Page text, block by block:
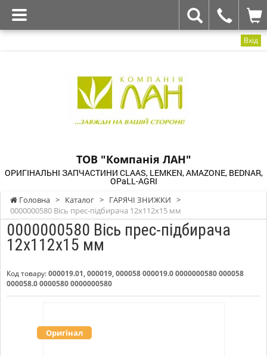
Вхід
ТОВ "Компанія ЛАН"
ОРИГІНАЛЬНІ ЗАПЧАСТИНИ CLAAS, LEMKEN, AMAZONE, BEDNAR,
OPaLL-AGRI
Головна > Каталог > ГАРЯЧІ ЗНИЖКИ >
0000000580 Вісь прес-підбирача 12x112x15 мм
0000000580 Вісь прес-підбирача
12x112x15 мм
Код товару:000019.01, 000019, 000058 000019.0 0000000580 000058
000058.0 0000580 0000000580
Оригінал